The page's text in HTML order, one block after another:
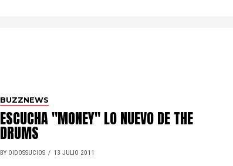
BUZZNEWS
ESCUCHA "MONEY" LO NUEVO DE THE
DRUMS
BY OIDOSSUCIOS 13 JULIO 2011